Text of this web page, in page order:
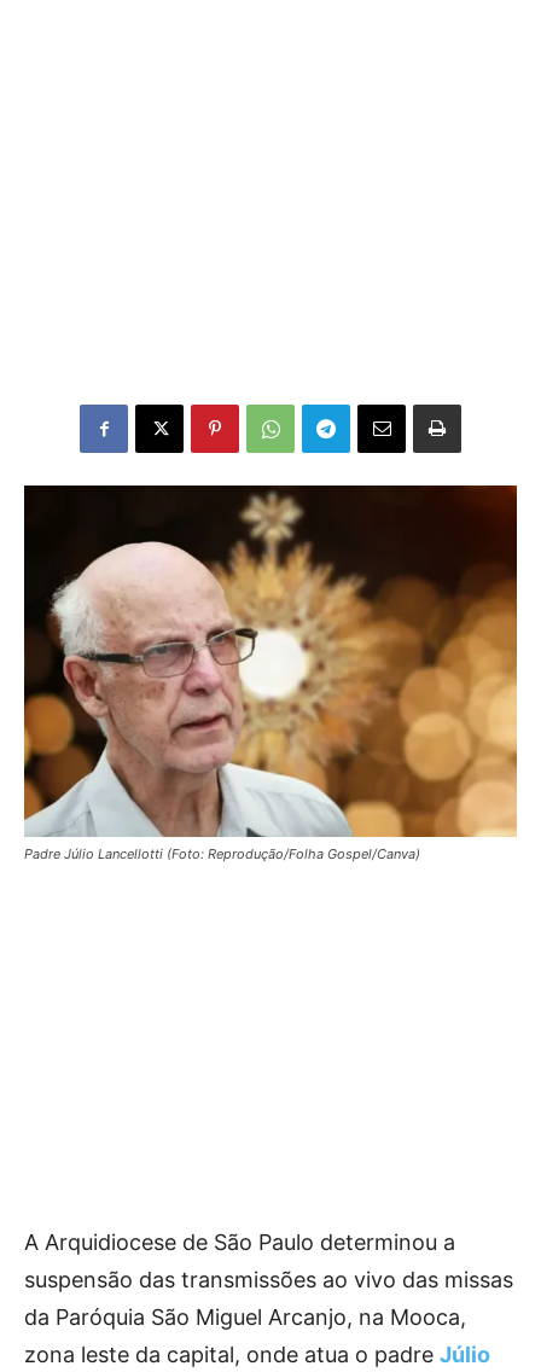
Padre Júlio Lancellotti (Foto: Reprodução/Folha Gospel/Canva)
A Arquidiocese de São Paulo determinou a
suspensão das transmissões ao vivo das missas
da Paróquia São Miguel Arcanjo, na Mooca,
zona leste da capital, onde atua o padre Júlio